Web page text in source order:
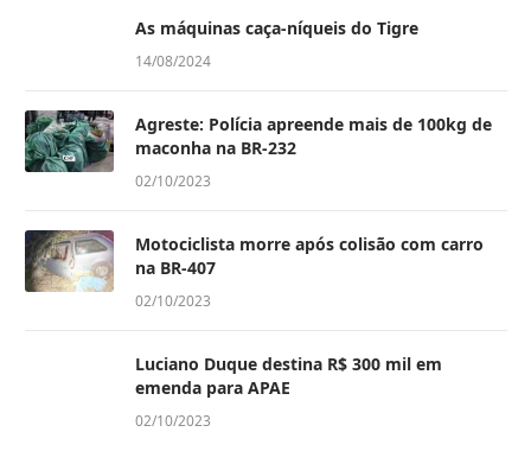
As máquinas caça-níqueis do Tigre
14/08/2024
Agreste: Polícia apreende mais de 100kg de
maconha na BR-232
02/10/2023
Motociclista morre após colisão com carro
na BR-407
02/10/2023
Luciano Duque destina R$ 300 mil em
emenda para APAE
02/10/2023